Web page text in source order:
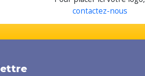
contactez-nous